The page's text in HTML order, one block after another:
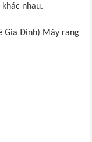
nhau.
Gia Đình) Máy rang